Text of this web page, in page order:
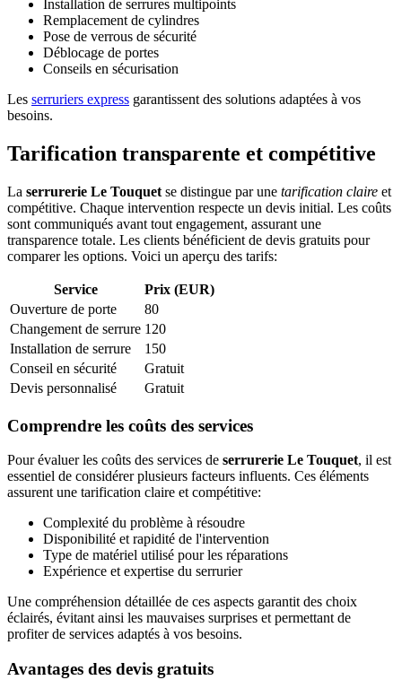
Installation de serrures multipoints
Remplacement de cylindres
Pose de verrous de sécurité
Déblocage de portes
Conseils en sécurisation
Les serruriers express garantissent des solutions adaptées à vos
besoins.
Tarification transparente et compétitive
La serrurerie Le Touquet se distingue par une tarification claire et
compétitive. Chaque intervention respecte un devis initial. Les coûts
sont communiqués avant tout engagement, assurant une
transparence totale. Les clients bénéficient de devis gratuits pour
comparer les options. Voici un aperçu des tarifs:
Service
Prix (EUR)
Ouverture de porte
80
Changement de serrure 120
Installation de serrure
150
Conseil en sécurité
Gratuit
Devis personnalisé
Gratuit
Comprendre les coûts des services
Pour évaluer les coûts des services de serrurerie Le Touquet, il est
essentiel de considérer plusieurs facteurs influents. Ces éléments
assurent une tarification claire et compétitive:
Complexité du problème à résoudre
Disponibilité et rapidité de l'intervention
Type de matériel utilisé pour les réparations
Expérience et expertise du serrurier
Une compréhension détaillée de ces aspects garantit des choix
éclairés, évitant ainsi les mauvaises surprises et permettant de
profiter de services adaptés à vos besoins.
Avantages des devis gratuits